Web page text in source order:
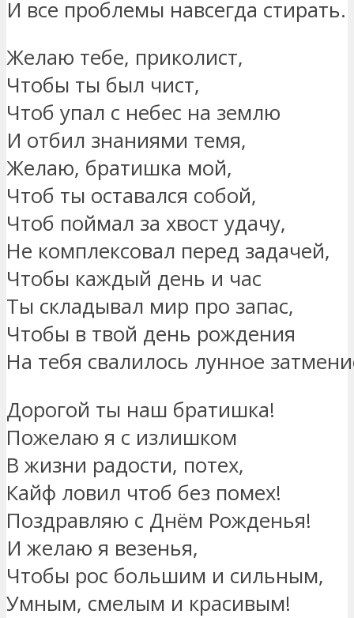
И все проблемы навсегда стирать.
Желаю тебе, приколист,
Чтобы ты был чист,
Чтоб упал с небес на землю
И отбил знаниями темя,
Желаю, братишка мой,
Чтоб ты оставался собой,
Чтоб поймал за хвост удачу,
Не комплексовал перед задачей,
Чтобы каждый день и час
Ты складывал мир про запас,
Чтобы в твой день рождения
На тебя свалилось лунное
Дорогой ты наш братишка!
Пожелаю я с излишком
В жизни радости, потех,
Кайф ловил чтоб без помех!
Поздравляю с Днём Рожденья!
И желаю я везенья,
Чтобы рос большим и сильным,
Умным, смелым и красивым!